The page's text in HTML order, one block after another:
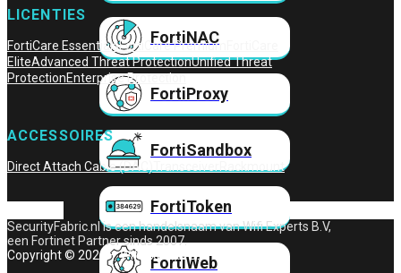
FortiNAC
FortiProxy
FortiSandbox
FortiToken
FortiWeb
LICENTIES
FortiCare EssentialsFortiCare Premium
EliteAdvanced Threat ProtectionUnified Threat
ProtectionEnterprise Protection
ACCESSOIRES
Direct Attach Cable (DAC)TransceiverRackmount
SecurityFabric.nl is een handelsnaam van Wifi Experts B.V,
een Fortinet Partner sinds 2007.
Copyright © 2026 – Wifi Experts B.V.